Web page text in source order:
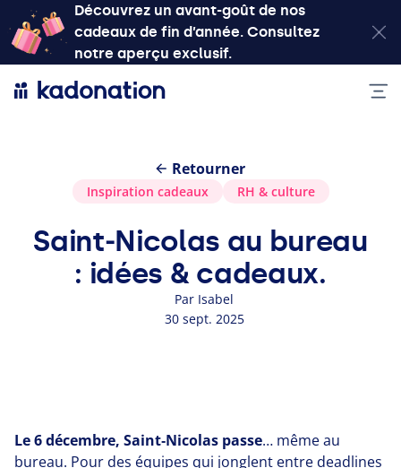
Découvrez un avant-goût de nos
cadeaux de fin d’année. Consultez
notre aperçu exclusif.
Retourner
Inspiration cadeaux RH &culture
Saint‑Nicolas au bureau
: idées & cadeaux.
Par Isabel
30 sept. 2025
Le6décembre, Saint‑Nicolas passe… même au
bureau. Pour des équipes qui jonglent entre deadlines